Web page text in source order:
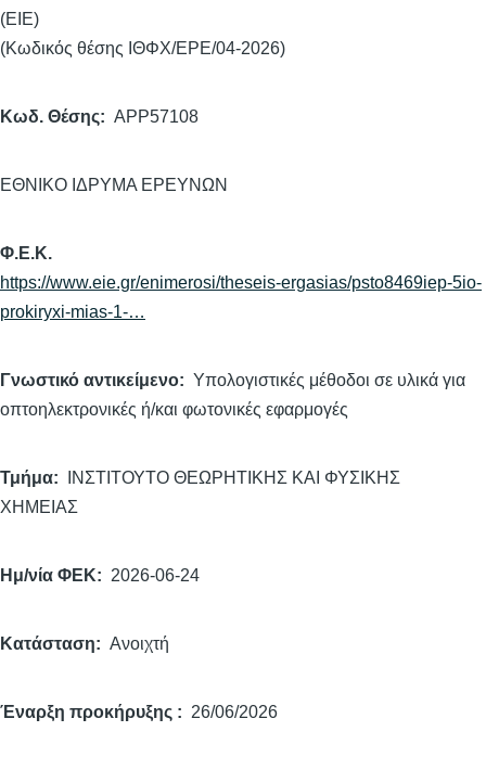
(ΕΙΕ)
(Κωδικός θέσης ΙΘΦΧ/ΕΡΕ/04-2026)
Κωδ. Θέσης APP57108
ΕΘΝΙΚΟ ΙΔΡΥΜΑ ΕΡΕΥΝΩΝ
Φ.Ε.Κ.
https://www.eie.gr/enimerosi/theseis-ergasias/psto8469iep-5io-
prokiryxi-mias-1-…
Γνωστικό αντικείμενο
Υπολογιστικές μέθοδοι σε υλικά για
οπτοηλεκτρονικές ή/και φωτονικές εφαρμογές
Τμήμα
ΙΝΣΤΙΤΟΥΤΟ ΘΕΩΡΗΤΙΚΗΣ ΚΑΙ ΦΥΣΙΚΗΣ
ΧΗΜΕΙΑΣ
Ημ/νία ΦΕΚ 2026-06-24
Κατάσταση Ανοιχτή
Έναρξη προκήρυξης 26/06/2026